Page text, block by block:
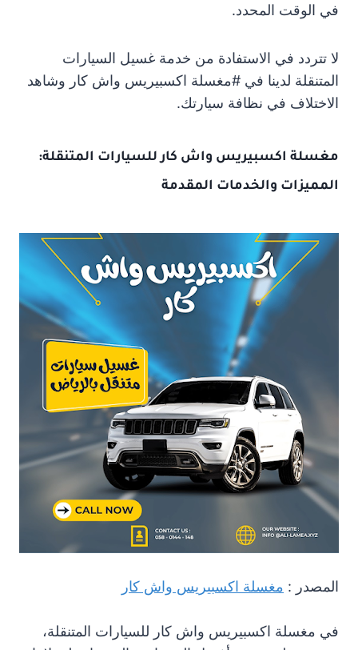
في الوقت المحدد.
لا تتردد في الاستفادة من خدمة غسيل السيارات
المتنقلة لدينا في #مغسلة اكسبيريس واش كار وشاهد
الاختلاف في نظافة سيارتك.
مغسلة اكسبيريس واش كار للسيارات المتنقلة:
المميزات والخدمات المقدمة
المصدر : مغسلة اكسبيريس واش كار
في مغسلة اكسبيريس واش كار للسيارات المتنقلة،